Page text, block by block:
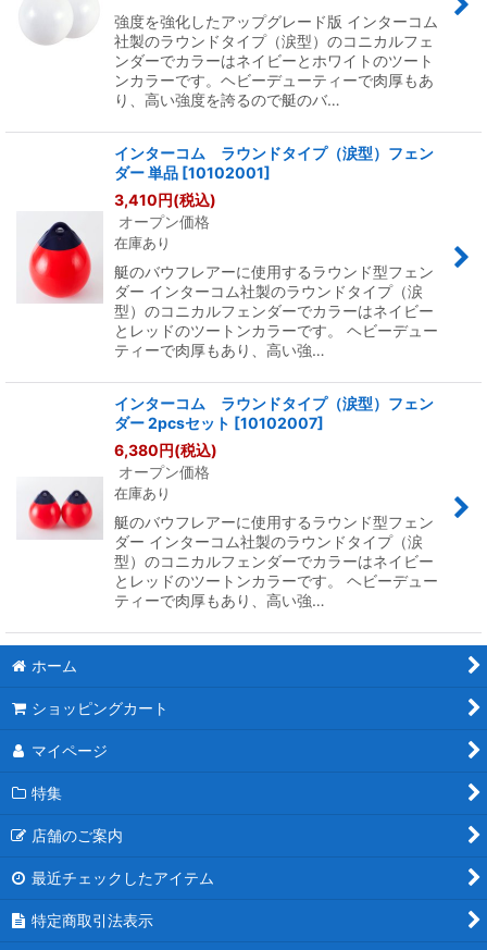
強度を強化したアップグレード版 インターコム
社製のラウンドタイプ（涙型）のコニカルフェ
ンダーでカラーはネイビーとホワイトのツート
ンカラーです。ヘビーデューティーで肉厚もあ
り、高い強度を誇るので艇のバ…
インターコム ラウンドタイプ（涙型）フェン
ダー 単品 [10102001]
3,410円(税込)
オープン価格
在庫あり
艇のバウフレアーに使用するラウンド型フェン
ダー インターコム社製のラウンドタイプ（涙
型）のコニカルフェンダーでカラーはネイビー
とレッドのツートンカラーです。 ヘビーデュー
ティーで肉厚もあり、高い強…
インターコム ラウンドタイプ（涙型）フェン
ダー 2pcsセット [10102007]
6,380円(税込)
オープン価格
在庫あり
艇のバウフレアーに使用するラウンド型フェン
ダー インターコム社製のラウンドタイプ（涙
型）のコニカルフェンダーでカラーはネイビー
とレッドのツートンカラーです。 ヘビーデュー
ティーで肉厚もあり、高い強…
ホーム
ショッピングカート
マイページ
特集
店舗のご案内
最近チェックしたアイテム
特定商取引法表示